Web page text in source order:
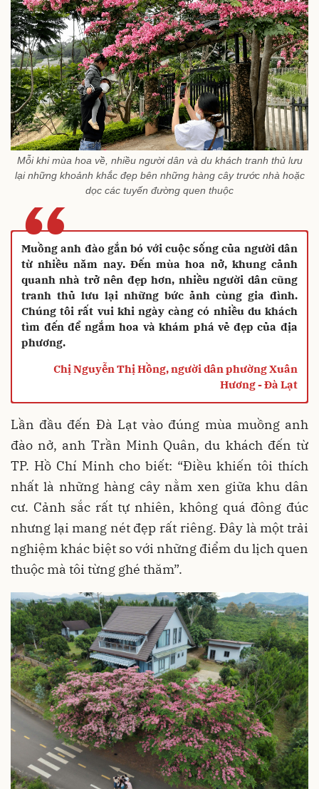
Mỗi khi mùa hoa về, nhiều người dân và du khách tranh thủ lưu
lại những khoảnh khắc đẹp bên những hàng cây trước nhà hoặc
dọc các tuyến đường quen thuộc
“
Muồng anh đào gắn bó với cuộc sống của người dân
từ nhiều năm nay. Đến mùa hoa nở, khung cảnh
quanh nhà trở nên đẹp hơn, nhiều người dân cũng
tranh thủ lưu lại những bức ảnh cùng gia đình.
Chúng tôi rất vui khi ngày càng có nhiều du khách
tìm đến để ngắm hoa và khám phá vẻ đẹp của địa
phương.
Chị Nguyễn Thị Hồng, người dân phường Xuân
Hương - Đà Lạt
Lần đầu đến Đà Lạt vào đúng mùa muồng anh
đào nở, anh Trần Minh Quân, du khách đến từ
TP. Hồ Chí Minh cho biết: “Điều khiến tôi thích
nhất là những hàng cây nằm xen giữa khu dân
cư. Cảnh sắc rất tự nhiên, không quá đông đúc
nhưng lại mang nét đẹp rất riêng. Đây là một trải
nghiệm khác biệt so với những điểm du lịch quen
thuộc mà tôi từng ghé thăm”.